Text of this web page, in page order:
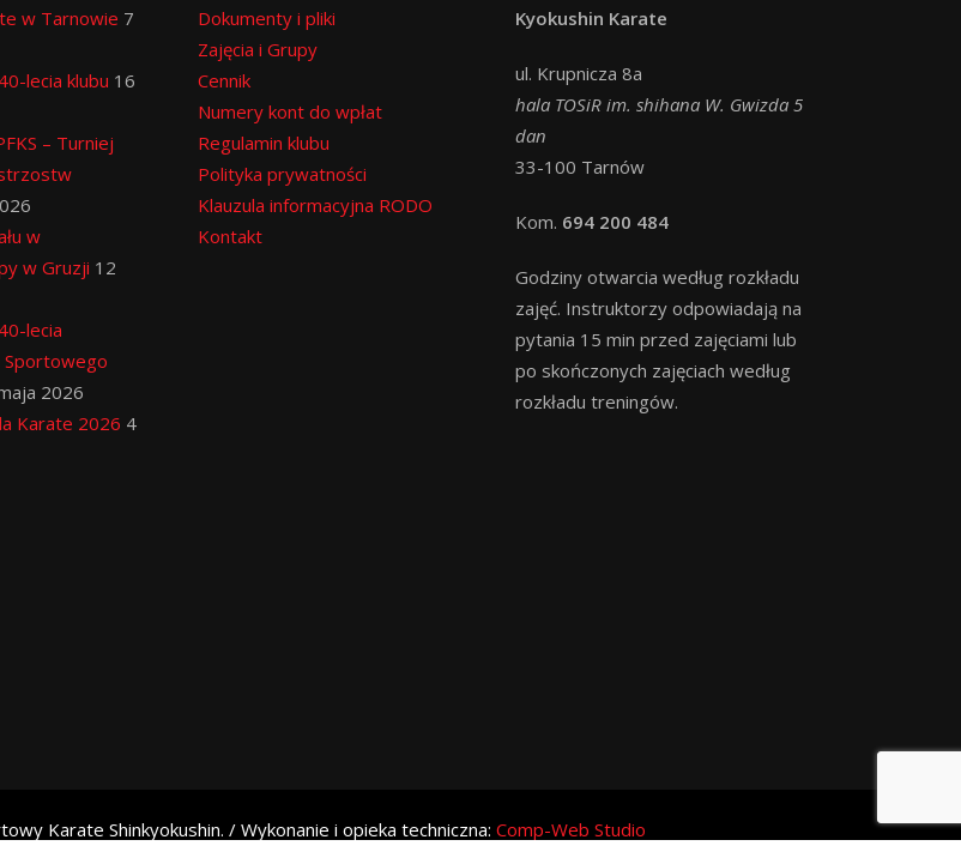
w Tarnowie 7
lecia klubu 16
– Turniej
w
w Gruzji 12
lecia
Sportowego
2026
Karate 2026 4
Dokumenty i pliki
Zajęcia i Grupy
Cennik
Numery kont do wpłat
Regulamin klubu
Polityka prywatności
Klauzula informacyjna RODO
Kontakt
Kyokushin Karate
ul. Krupnicza 8a
hala TOSiR im. shihana W. Gwizda 5
dan
33-100 Tarnów
Kom. 694 200 484
Godziny otwarcia według rozkładu
zajęć. Instruktorzy odpowiadają na
pytania 15 min przed zajęciami lub
po skończonych zajęciach według
rozkładu treningów.
Karate Shinkyokushin. / Wykonanie i opieka techniczna: Comp-Web Studio